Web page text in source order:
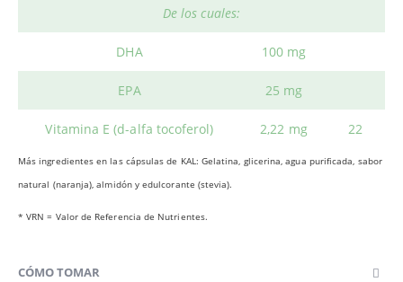
De los cuales:
DHA 100 mg
EPA 25 mg
Vitamina E (d-alfa tocoferol) 2,22 mg 22
Más ingredientes en las cápsulas de KAL: Gelatina, glicerina, agua purificada, sabor
natural (naranja), almidón y edulcorante (stevia).
* VRN = Valor de Referencia de Nutrientes.
CÓMO TOMAR